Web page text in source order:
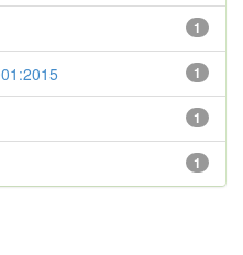
1
1
1
1